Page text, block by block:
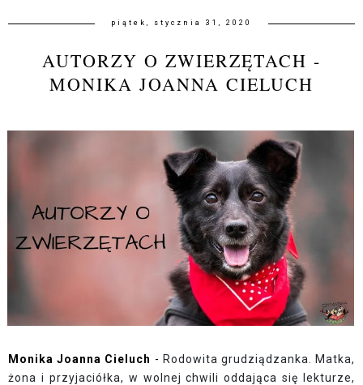
piątek, stycznia 31, 2020
AUTORZY O ZWIERZĘTACH -
MONIKA JOANNA CIELUCH
Monika Joanna Cieluch - Rodowita grudziądzanka. Matka,
żona i przyjaciółka, w wolnej chwili oddająca się lekturze,